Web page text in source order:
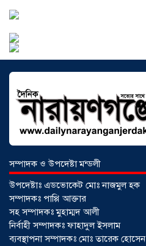
সম্পাদক ও উপদেষ্টা মন্ডলী
উপদেষ্টাঃ এডভোকেট মোঃ নাজমুল হক
সম্পাদকঃ পাপ্পি আক্তার
সহ সম্পাদকঃ মুহাম্মদ আলী
নির্বাহী সম্পাদকঃ ফাহাদুল ইসলাম
ব্যবস্থাপনা সম্পাদকঃ মোঃ তারেক হোসেন